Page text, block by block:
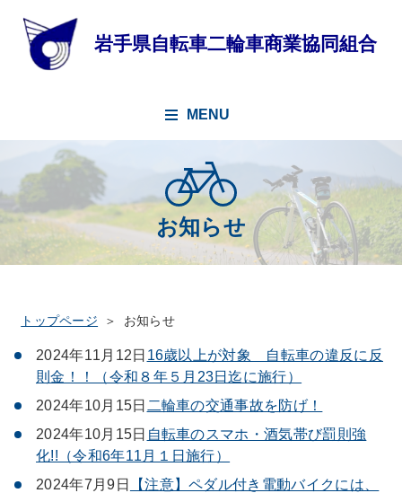
MENU
お知らせ
トップページ お知らせ
2024年11月12日 16歳以上が対象 自転車の違反に反
則金！！（令和８年５月23日迄に施行）
2024年10月15日 二輪車の交通事故を防げ！
2024年10月15日 自転車のスマホ・酒気帯び罰則強
化!!（令和6年11月１日施行）
2024年7月9日
【注意】ペダル付き電動バイクには、